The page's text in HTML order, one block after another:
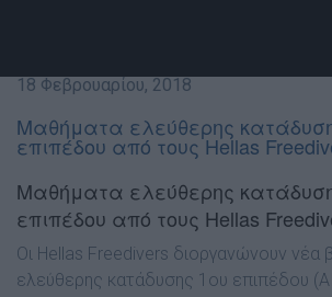
18 Φεβρουαρίου, 2018
Μαθήματα ελεύθερης
επιπέδου από τους Hellas
Μαθήματα ελεύθερης
επιπέδου από τους Hellas
Οι Hellas Freedivers διοργανώνουν νέα
ελεύθερης κατάδυσης 1ου επιπέδου